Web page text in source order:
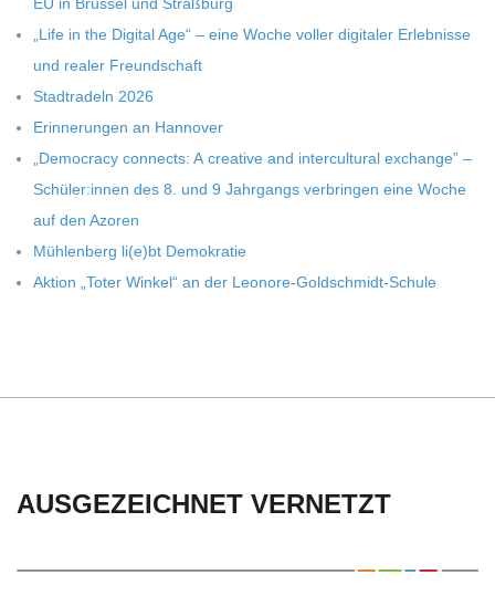
-
S
C
H
U
E
EU in Brüs­sel und Straßburg
„Life in the Digi­tal Age“ – eine Woche vol­ler digi­ta­ler Erleb­nisse
und rea­ler Freundschaft
Stadt­ra­deln 2026
Erin­ne­run­gen an Hannover
„Demo­cracy con­nects: A crea­tive and inter­cul­tu­ral exch­ange” –
Schüler:innen des 8. und 9 Jahr­gangs ver­brin­gen eine Woche
auf den Azoren
Müh­len­berg li(e)bt Demokratie
Aktion „Toter Win­kel“ an der Leonore-Goldschmidt-Schule
AUSGEZEICHNET VERNETZT